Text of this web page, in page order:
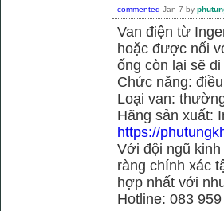
commented Jan 7 by
Van điện từ
hoặc được nối
ống còn lại sẽ
Chức năng:
Loại van:
Hãng sản xuất:
https://
Với đội ngũ
ràng chính xác
hợp nhất với
Hotline: 083